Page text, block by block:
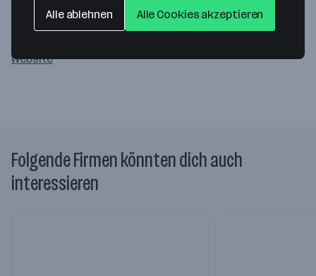
Fabrikstr. 01-03
Website
Folgende Firmen könnten dich auch
interessieren
Alle ablehnen Alle Cookies akzeptieren